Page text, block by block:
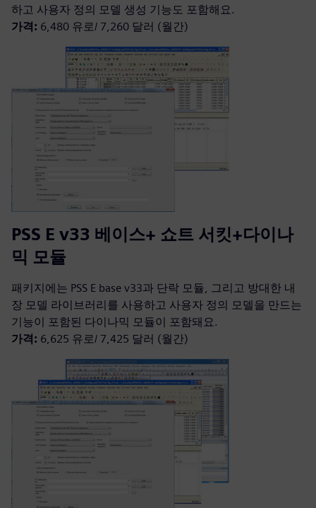
하고 사용자 정의 모델 생성 기능도 포함해요.
가격: 6,480 유로/ 7,260 달러 (월간)
PSS E v33 베이스+ 쇼트 서킷+다이나
믹 모듈
패키지에는 PSS E base v33과 단락 모듈, 그리고 방대한 내
장 모델 라이브러리를 사용하고 사용자 정의 모델을 만드는
기능이 포함된 다이나믹 모듈이 포함돼요.
가격: 6,625 유로/ 7,425 달러 (월간)